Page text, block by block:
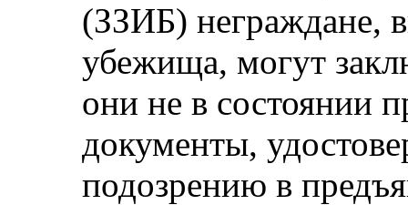
(ЗЗИБ) неграждане,
убежища, могут
они не в состоянии
документы,
подозрению в